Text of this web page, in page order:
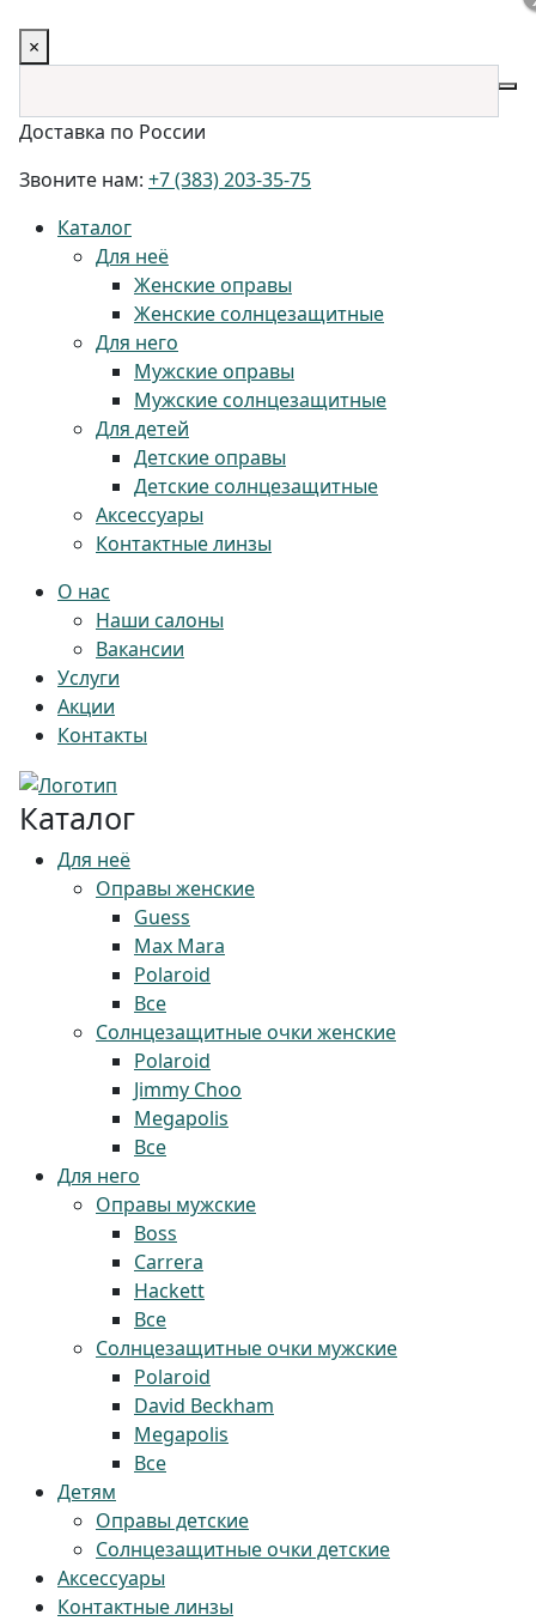
×
Доставка по России
Звоните нам: +7 (383) 203-35-75
Каталог
Для неё
Женские оправы
Женские солнцезащитные
Для него
Мужские оправы
Мужские солнцезащитные
Для детей
Детские оправы
Детские солнцезащитные
Аксессуары
Контактные линзы
О нас
Наши салоны
Вакансии
Услуги
Акции
Контакты
Каталог
Для неё
Оправы женские
Guess
Max Mara
Polaroid
Все
Солнцезащитные очки женские
Polaroid
Jimmy Choo
Megapolis
Все
Для него
Оправы мужские
Boss
Carrera
Hackett
Все
Солнцезащитные очки мужские
Polaroid
David Beckham
Megapolis
Все
Детям
Оправы детские
Солнцезащитные очки детские
Аксессуары
Контактные линзы